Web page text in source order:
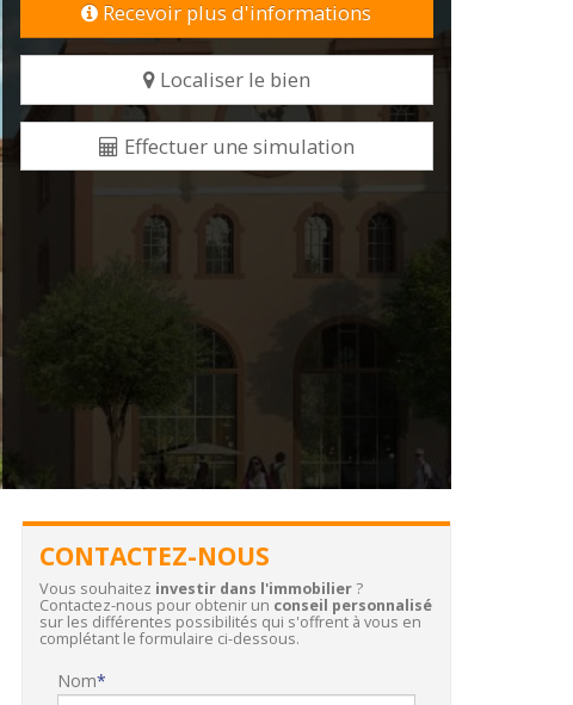
Recevoir plus d'informations
Localiser le bien
Effectuer une simulation
CONTACTEZ-NOUS
Vous souhaitez investir dans l'immobilier ?
Contactez-nous pour obtenir un conseil personnalisé
sur les différentes possibilités qui s'offrent à vous en
complétant le formulaire ci-dessous.
Nom